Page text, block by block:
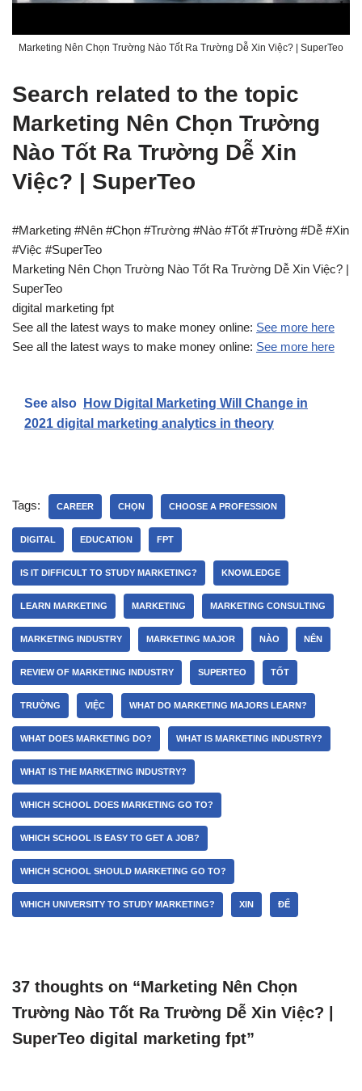
Marketing Nên Chọn Trường Nào Tốt Ra Trường Dễ Xin Việc? | SuperTeo
Search related to the topic
Marketing Nên Chọn Trường
Nào Tốt Ra Trường Dễ Xin
Việc? | SuperTeo
#Marketing #Nên #Chọn #Trường #Nào #Tốt #Trường #Dễ #Xin
#Việc #SuperTeo
Marketing Nên Chọn Trường Nào Tốt Ra Trường Dễ Xin Việc? |
SuperTeo
digital marketing fpt
See all the latest ways to make money online: See more here
See all the latest ways to make money online: See more here
See also
How Digital Marketing Will Change in
2021 digital marketing analytics in theory
Tags: CAREER CHỌN CHOOSE A PROFESSION
DIGITAL EDUCATION FPT
IS IT DIFFICULT TO STUDY MARKETING? KNOWLEDGE
LEARN MARKETING MARKETING MARKETING CONSULTING
MARKETING INDUSTRY MARKETING MAJOR NÀO NÊN
REVIEW OF MARKETING INDUSTRY SUPERTEO TỐT
TRƯỜNG VIỆC WHAT DO MARKETING MAJORS LEARN?
WHAT DOES MARKETING DO? WHAT IS MARKETING INDUSTRY?
WHAT IS THE MARKETING INDUSTRY?
WHICH SCHOOL DOES MARKETING GO TO?
WHICH SCHOOL IS EASY TO GET A JOB?
WHICH SCHOOL SHOULD MARKETING GO TO?
WHICH UNIVERSITY TO STUDY MARKETING? XIN ĐỂ
37 thoughts on “Marketing Nên Chọn
Trường Nào Tốt Ra Trường Dễ Xin Việc? |
SuperTeo digital marketing fpt”